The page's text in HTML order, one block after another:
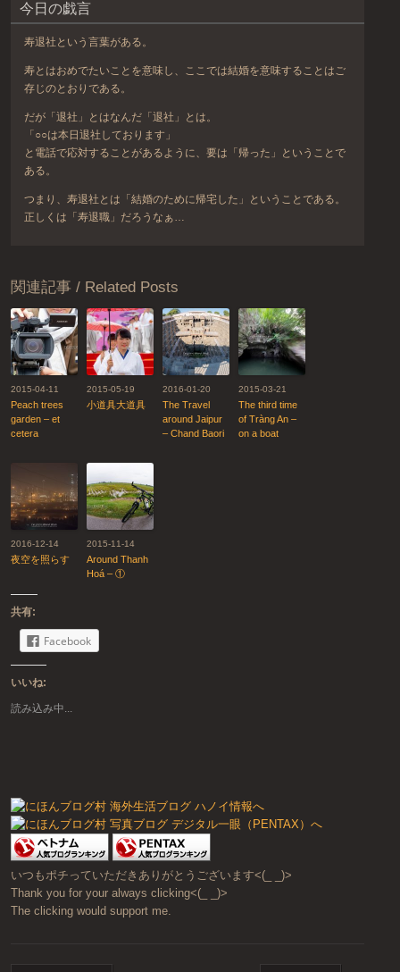
今日の戯言
寿退社という言葉がある。
寿とはおめでたいことを意味し、ここでは結婚を意味することはご
存じのとおりである。
だが「退社」とはなんだ「退社」とは。
「○○は本日退社しております」
と電話で応対することがあるように、要は「帰った」ということで
ある。
つまり、寿退社とは「結婚のために帰宅した」ということである。
正しくは「寿退職」だろうなぁ…
関連記事 / Related Posts
2015-04-11
Peach trees
garden – et
cetera
2015-05-19
小道具大道具
2016-01-20
The Travel
around Jaipur
– Chand Baori
2015-03-21
The third time
of Tràng An –
on a boat
2016-12-14
夜空を照らす
2015-11-14
Around Thanh
Hoá – ①
共有:
Facebook
いいね:
読み込み中...
いつもポチっていただきありがとうございます<(_ _)>
Thank you for your always clicking<(_ _)>
The clicking would support me.